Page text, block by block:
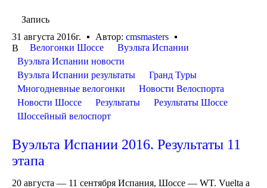
Запись
31 августа 2016г.
Автор: cmsmasters
В
Велогонки Шоссе
Вуэльта Испании
Вуэльта Испании новости
Вуэльта Испании результаты
Гранд Туры
Многодневные велогонки
Новости Велоспорта
Новости Шоссе
Результаты
Результаты Шоссе
Шоссейный велоспорт
Вуэльта Испании 2016. Результаты 11
этапа
20 августа — 11 сентября Испания, Шоссе — WT. Vuelta a